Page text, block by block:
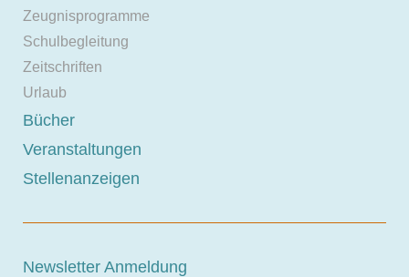
Zeugnisprogramme
Schulbegleitung
Zeitschriften
Urlaub
Bücher
Veranstaltungen
Stellenanzeigen
Newsletter Anmeldung